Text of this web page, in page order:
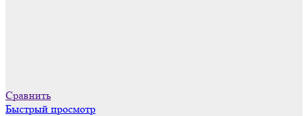
Сравнить
Быстрый просмотр